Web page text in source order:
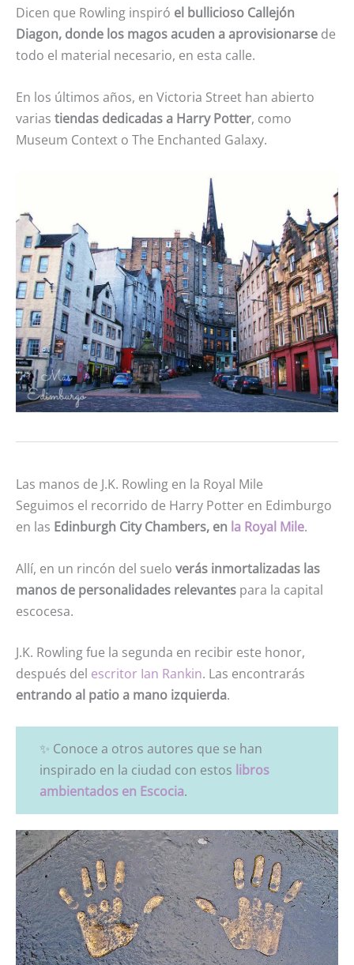
Dicen que Rowling inspiró el bullicioso Callejón
Diagon, donde los magos acuden a aprovisionarse de
todo el material necesario, en esta calle.
En los últimos años, en Victoria Street han abierto
varias tiendas dedicadas a Harry Potter, como
Museum Context o The Enchanted Galaxy.
Las manos de J.K. Rowling en la Royal Mile
Seguimos el recorrido de Harry Potter en Edimburgo
en las Edinburgh City Chambers, en la Royal Mile.
Allí, en un rincón del suelo verás inmortalizadas las
manos de personalidades relevantes para la capital
escocesa.
J.K. Rowling fue la segunda en recibir este honor,
después del escritor Ian Rankin. Las encontrarás
entrando al patio a mano izquierda.
✨ Conoce a otros autores que se han
inspirado en la ciudad con estos libros
ambientados en Escocia.